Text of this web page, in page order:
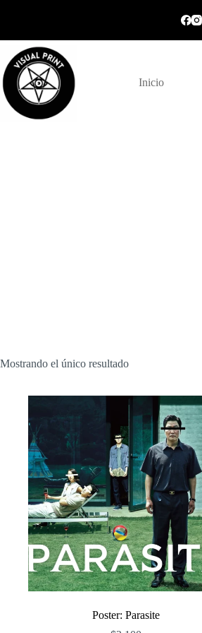
Inicio
Mostrando el único resultado
Poster: Parasite